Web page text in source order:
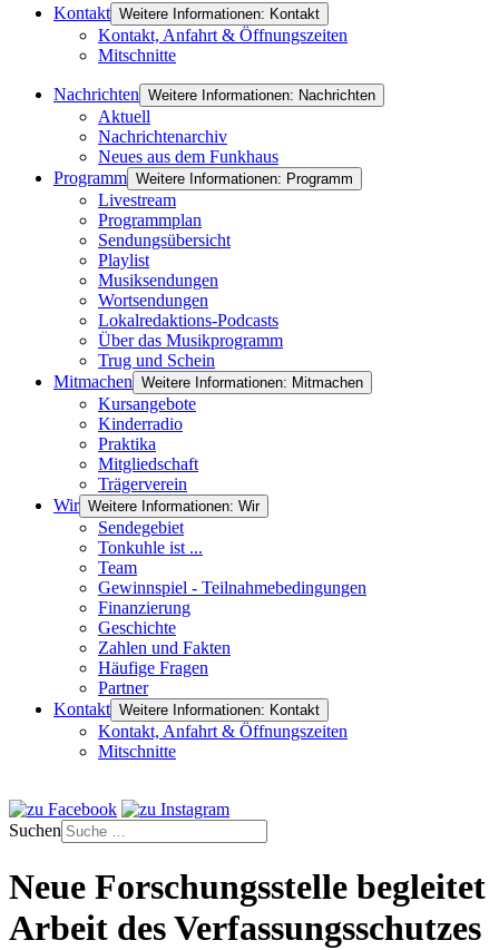
Kontakt Weitere Informationen: Kontakt
Kontakt, Anfahrt & Öffnungszeiten
Mitschnitte
Nachrichten Weitere Informationen: Nachrichten
Aktuell
Nachrichtenarchiv
Neues aus dem Funkhaus
Programm Weitere Informationen: Programm
Livestream
Programmplan
Sendungsübersicht
Playlist
Musiksendungen
Wortsendungen
Lokalredaktions-Podcasts
Über das Musikprogramm
Trug und Schein
Mitmachen Weitere Informationen: Mitmachen
Kursangebote
Kinderradio
Praktika
Mitgliedschaft
Trägerverein
Wir Weitere Informationen: Wir
Sendegebiet
Tonkuhle ist ...
Team
Gewinnspiel - Teilnahmebedingungen
Finanzierung
Geschichte
Zahlen und Fakten
Häufige Fragen
Partner
Kontakt Weitere Informationen: Kontakt
Kontakt, Anfahrt & Öffnungszeiten
Mitschnitte
Suchen
Neue Forschungsstelle begleitet
Arbeit des Verfassungsschutzes